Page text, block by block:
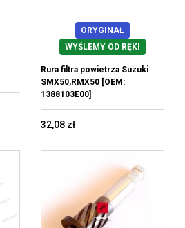
ORYGINAŁ
WYŚLEMY OD RĘKI
Rura filtra powietrza Suzuki
SMX50,RMX50 [OEM:
1388103E00]
32,08 zł